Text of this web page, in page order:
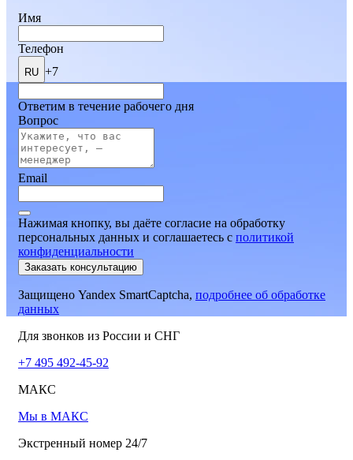
Имя
Телефон
RU +7
Ответим в течение рабочего дня
Вопрос
Email
Нажимая кнопку, вы даёте согласие на обработку
персональных данных и соглашаетесь c политикой
конфиденциальности
Заказать консультацию
Защищено Yandex SmartCaptcha, подробнее об обработке
данных
Для звонков из России и СНГ
+7 495 492-45-92
МАКС
Мы в МАКС
Экстренный номер 24/7